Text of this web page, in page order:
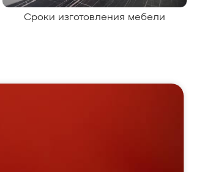
Сроки изготовления мебели